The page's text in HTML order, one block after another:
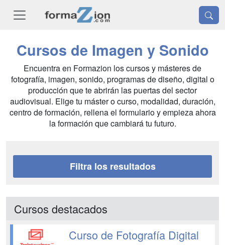
Cursos de Imagen y Sonido
Encuentra en Formazion los cursos y másteres de
fotografía, imagen, sonido, programas de diseño, digital o
producción que te abrirán las puertas del sector
audiovisual. Elige tu máster o curso, modalidad, duración,
centro de formación, rellena el formulario y empieza ahora
la formación que cambiará tu futuro.
Filtra los resultados
Cursos destacados
Curso de Fotografía Digital